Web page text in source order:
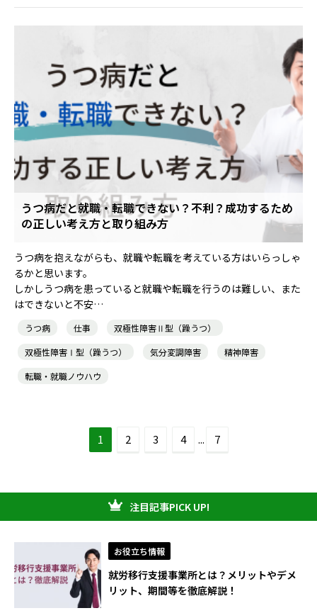
うつ病だと就職・転職できない？不利？成功するため
の正しい考え方と取り組み方
うつ病を抱えながらも、就職や転職を考えている方はいらっしゃ
るかと思います。
しかしうつ病を患っていると就職や転職を行うのは難しい、また
はできないと不安…
うつ病 仕事
双極性障害Ⅱ型（躁うつ）
双極性障害Ⅰ型（躁うつ）
気分変調障害
精神障害
転職・就職ノウハウ
1 2 3 4 ... 7
注目記事PICK UP!
お役立ち情報
就労移行支援事業所とは？メリットやデメ
リット、期間等を徹底解説！